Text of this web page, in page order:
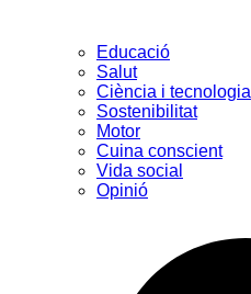
Educació
Salut
Ciència i tecnologia
Sostenibilitat
Motor
Cuina conscient
Vida social
Opinió